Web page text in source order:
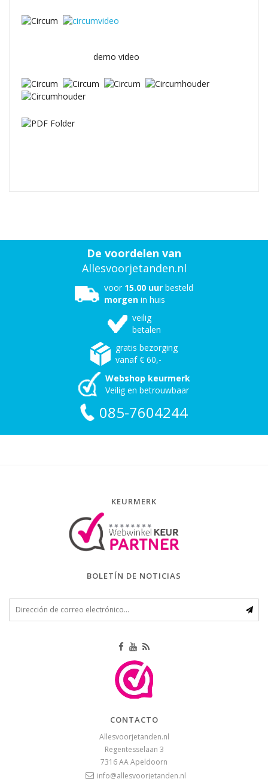
demo video
De voordelen van
Allesvoorjetanden.nl
voor 15.00 uur besteld
morgen in huis
veilig
betalen
gratis bezorging
vanaf € 60,-
Webshop keurmerk
Veilig en betrouwbaar
085-7604244
KEURMERK
BOLETÍN DE NOTICIAS
CONTACTO
Allesvoorjetanden.nl
Regentesselaan 3
7316 AAApeldoorn
info@allesvoorjetanden.nl